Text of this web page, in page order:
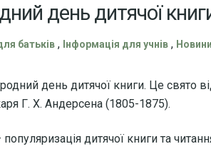
день дитячої
батьків , Інформація для учнів , Новини
день дитячої книги. Це свято
Г. Х. Андерсена (1805-1875).
дитячої книги та